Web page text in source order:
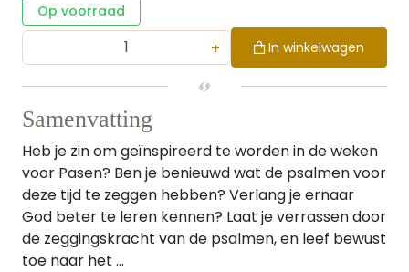
Op voorraad
+ In winkelwagen
Samenvatting
Heb je zin om geïnspireerd te worden in de weken
voor Pasen? Ben je benieuwd wat de psalmen voor
deze tijd te zeggen hebben? Verlang je ernaar
God beter te leren kennen? Laat je verrassen door
de zeggingskracht van de psalmen, en leef bewust
toe naar het ...